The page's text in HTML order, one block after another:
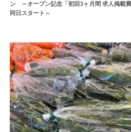
ン ～オープン記念「初回3ヶ月間 求人掲載
同日スタート～